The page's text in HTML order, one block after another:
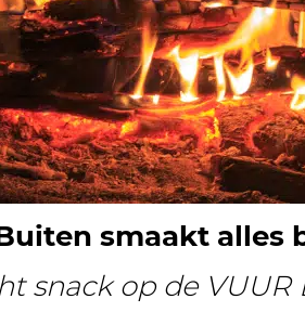
smaakt alles
snack op de